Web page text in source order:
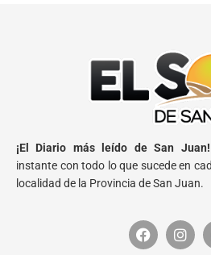
¡El Diario más leído de San Juan!
instante con todo lo que sucede en
localidad de la Provincia de San Juan.